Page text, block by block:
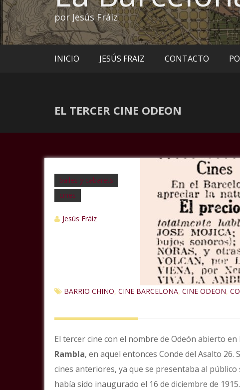
por Jesús Fráiz
INICIO JESÚS FRAIZ CONTACTO
EL TERCER CINE ODEON
bailes y cabarets
cines
Jesús Fráiz
BARRIO CHINO CINE BARCELONA CINE ODEON
El tercer cine con el nombre de Odeón abierto
Rambla, en aquel entonces Conde del Asalto
cines anteriores, ya que se presentaba al
había sido inaugurado el 16 de diciembre de 1915.